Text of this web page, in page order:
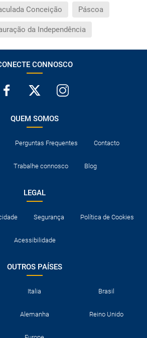
Conceição Páscoa
da Independência
CONNOSCO
QUEM SOMOS
Perguntas Frequentes Contacto
Trabalhe connosco Blog
LEGAL
Segurança Política de Cookies
Acessibilidade
OUTROS PAÍSES
Italia Brasil
Alemanha Reino Unido